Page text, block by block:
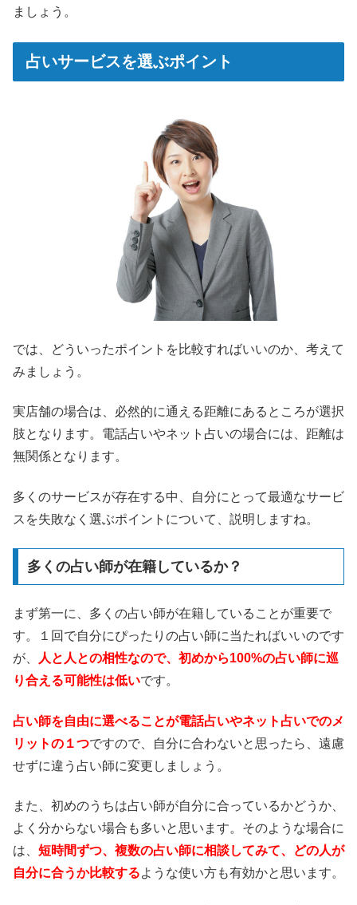
ましょう。
占いサービスを選ぶポイント
では、どういったポイントを比較すればいいのか、考えて
みましょう。
実店舗の場合は、必然的に通える距離にあるところが選択
肢となります。電話占いやネット占いの場合には、距離は
無関係となります。
多くのサービスが存在する中、自分にとって最適なサービ
スを失敗なく選ぶポイントについて、説明しますね。
多くの占い師が在籍しているか？
まず第一に、多くの占い師が在籍していることが重要で
す。１回で自分にぴったりの占い師に当たればいいのです
が、
人と人との相性なので、初めから100%の占い師に巡
り合える可能性は低いです。
占い師を自由に選べることが電話占いやネット占いでのメ
リットの１つですので、自分に合わないと思ったら、遠慮
せずに違う占い師に変更しましょう。
また、初めのうちは占い師が自分に合っているかどうか、
よく分からない場合も多いと思います。そのような場合に
は、 短時間ずつ、複数の占い師に相談してみて、どの人が
自分に合うか比較するような使い方も有効かと思います。